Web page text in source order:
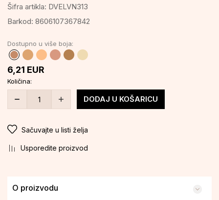
Šifra artikla: DVELVN313
Barkod: 8606107367842
6,21 EUR
Dostupno u više boja:
Količina:
DODAJ U KOŠARICU
Sačuvajte u listi želja
Usporedite proizvod
O proizvodu